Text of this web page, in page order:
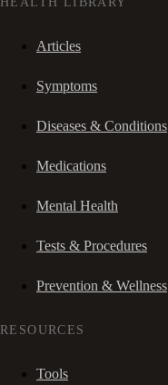
Articles
Symptoms
Diseases & Conditions
Medications
Mental Health
Tests & Procedures
Prevention & Wellness
RESOURCES
Tools